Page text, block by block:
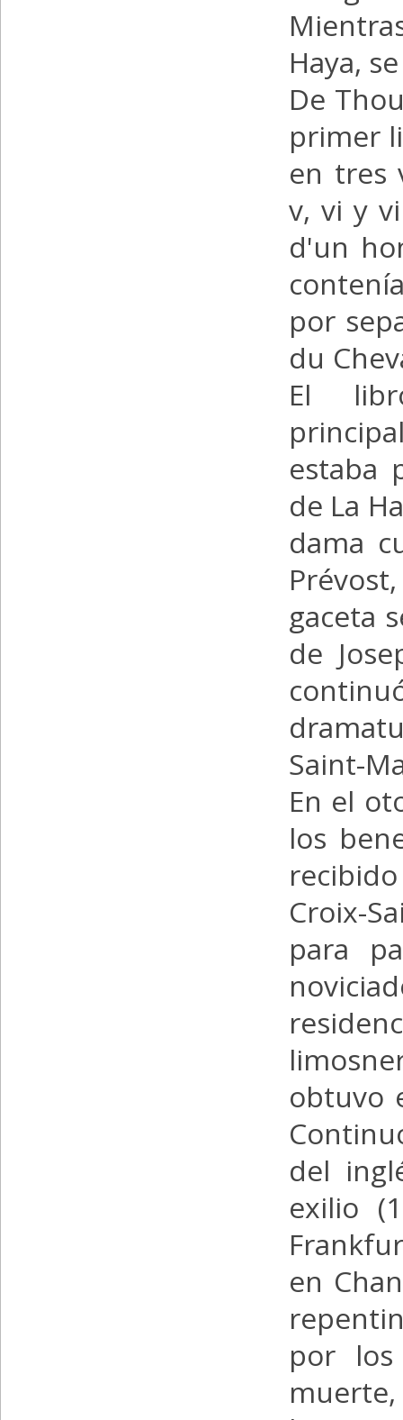
Haya,
De
primer
en tres
v, vi y
d'un
por
du
El
estaba
de La
dama
gaceta
de
Saint-
En el
los
Croix-
para
obtuvo
del
exilio
en
por